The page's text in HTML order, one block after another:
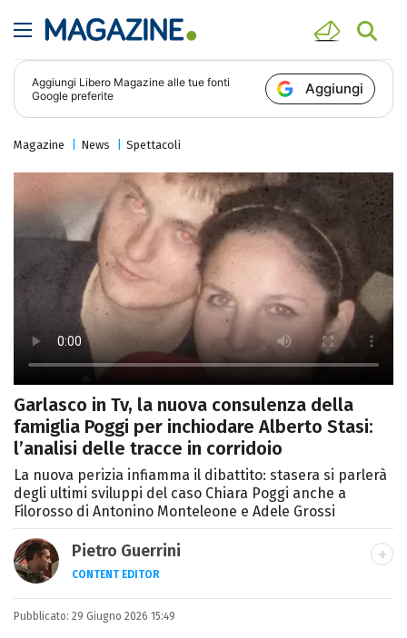
Aggiungi Libero Magazine alle tue fonti
Google preferite
Aggiungi
Magazine News Spettacoli
Garlasco in Tv, la nuova consulenza della
famiglia Poggi per inchiodare Alberto Stasi:
l’analisi delle tracce in corridoio
La nuova perizia infiamma il dibattito: stasera si parlerà
degli ultimi sviluppi del caso Chiara Poggi anche a
Filorosso di Antonino Monteleone e Adele Grossi
Pietro Guerrini
CONTENT EDITOR
Laurea in Lettere, smania di viaggi e
passione per i cartoni (della pizza e della
Pubblicato: 29 Giugno 2026 15:49